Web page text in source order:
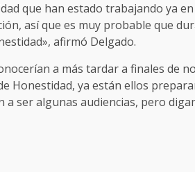
que han estado trabajando ya
así que es muy probable que
afirmó Delgado.
a más tardar a finales de
Honestidad, ya están ellos
ser algunas audiencias, pero